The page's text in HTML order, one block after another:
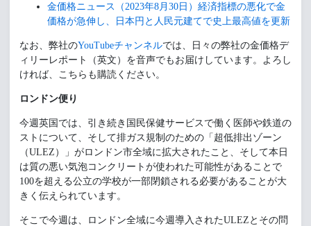
金価格ニュース（2023年8月30日）経済指標の悪化で金
価格が急伸し、日本円と人民元建てで史上最高値を更新
なお、弊社のYouTubeチャンネルでは、日々の弊社の金価格デ
ィリーレポート（英文）を音声でもお届けしています。よろし
ければ、こちらも購読ください。
ロンドン便り
今週英国では、引き続き国民保健サービスで働く医師や鉄道の
ストについて、そして排ガス規制のための「超低排出ゾーン
（ULEZ）」がロンドン市全域に拡大されたこと、そして本日
は質の悪い気泡コンクリートが使われた可能性があることで
100を超える公立の学校が一部閉鎖される必要があることが大
きく伝えられています。
そこで今週は、ロンドン全域に今週導入されたULEZとその問